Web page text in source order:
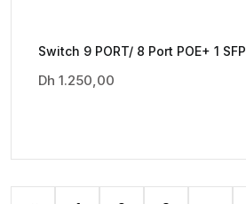
Switch 9 PORT/ 8 Port POE+ 1 SFP
Dh 1.250,00